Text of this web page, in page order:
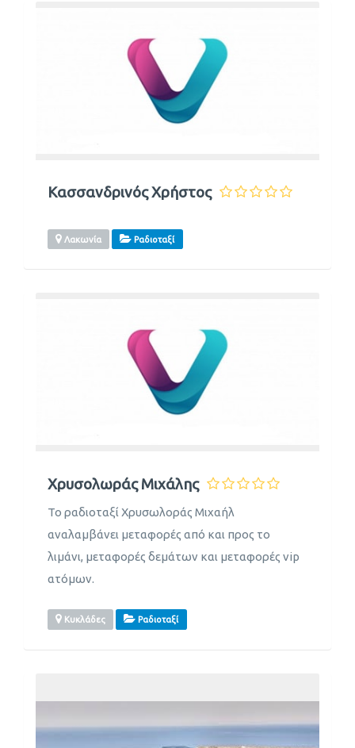
Κασσανδρινός Χρήστος
Λακωνία Ραδιοταξί
Χρυσολωράς Μιχάλης
Το ραδιοταξί Χρυσωλοράς Μιχαήλ
αναλαμβάνει μεταφορές από και προς το
λιμάνι, μεταφορές δεμάτων και μεταφορές vip
ατόμων.
Κυκλάδες Ραδιοταξί